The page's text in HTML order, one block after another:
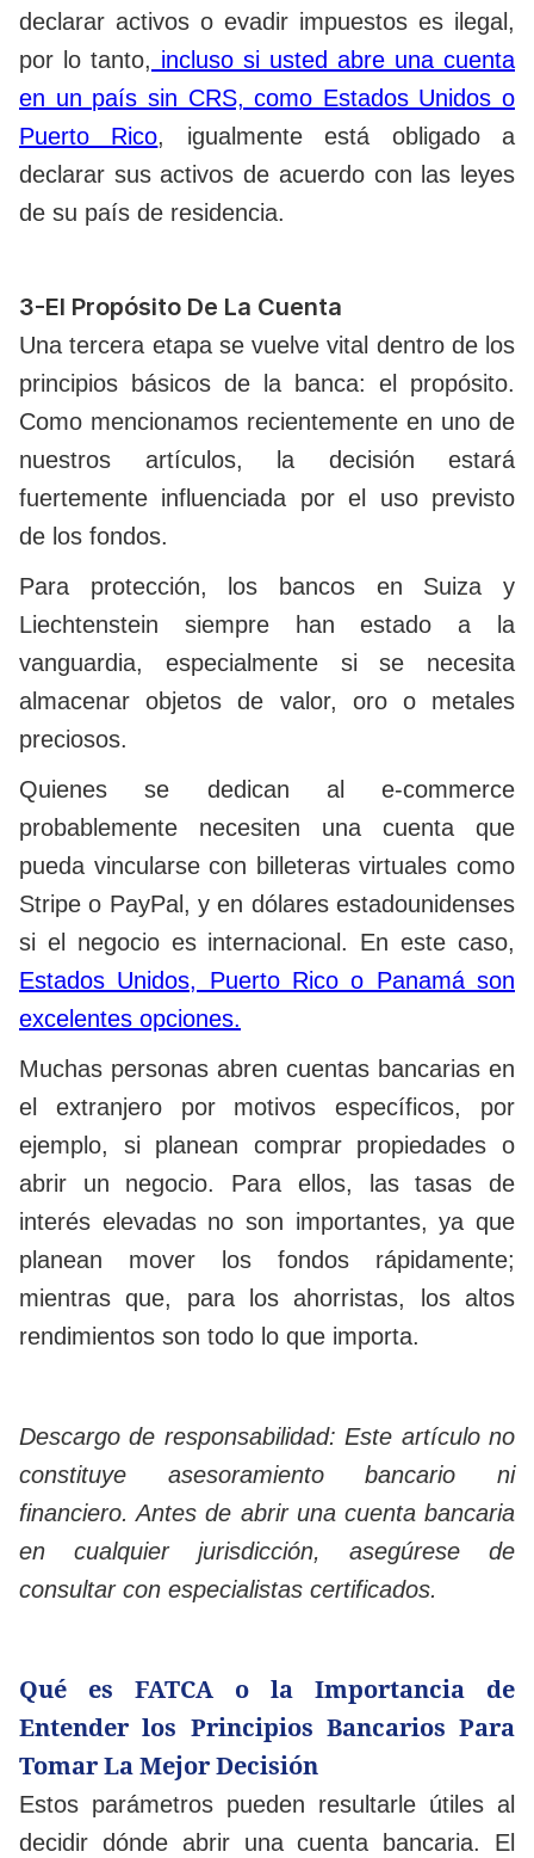
declarar activos o evadir impuestos es ilegal,
por lo tanto, incluso si usted abre una cuenta
en un país sin CRS, como Estados Unidos o
Puerto Rico, igualmente está obligado a
declarar sus activos de acuerdo con las leyes
de su país de residencia.
3-El Propósito De La Cuenta
Una tercera etapa se vuelve vital dentro de los
principios básicos de la banca: el propósito.
Como mencionamos recientemente en uno de
nuestros artículos, la decisión estará
fuertemente influenciada por el uso previsto
de los fondos.
Para protección, los bancos en Suiza y
Liechtenstein siempre han estado a la
vanguardia, especialmente si se necesita
almacenar objetos de valor, oro o metales
preciosos.
Quienes se dedican al e-commerce
probablemente necesiten una cuenta que
pueda vincularse con billeteras virtuales como
Stripe o PayPal, y en dólares estadounidenses
si el negocio es internacional. En este caso,
Estados Unidos, Puerto Rico o Panamá son
excelentes opciones.
Muchas personas abren cuentas bancarias en
el extranjero por motivos específicos, por
ejemplo, si planean comprar propiedades o
abrir un negocio. Para ellos, las tasas de
interés elevadas no son importantes, ya que
planean mover los fondos rápidamente;
mientras que, para los ahorristas, los altos
rendimientos son todo lo que importa.
Descargo de responsabilidad: Este artículo no
constituye asesoramiento bancario ni
financiero. Antes de abrir una cuenta bancaria
en cualquier jurisdicción, asegúrese de
consultar con especialistas certificados.
Qué es FATCA o la Importancia de
Entender los Principios Bancarios Para
Tomar La Mejor Decisión
Estos parámetros pueden resultarle útiles al
decidir dónde abrir una cuenta bancaria. El